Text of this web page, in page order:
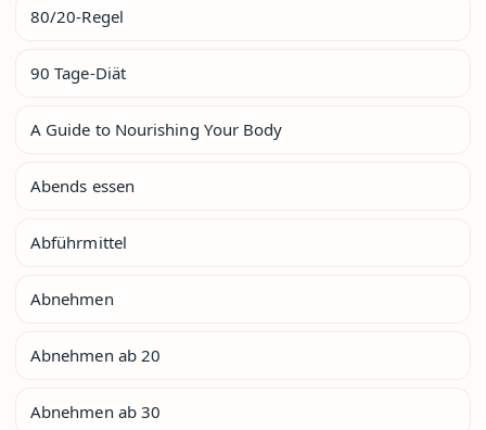
80/20-Regel
90 Tage-Diät
A Guide to Nourishing Your Body
Abends essen
Abführmittel
Abnehmen
Abnehmen ab 20
Abnehmen ab 30